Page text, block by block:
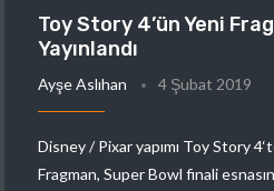
Toy Story 4’ün Yeni
Yayınlandı
Ayşe Aslıhan 4 Şubat 2019
Disney / Pixar yapımı Toy Story
Fragman, Super Bowl finali